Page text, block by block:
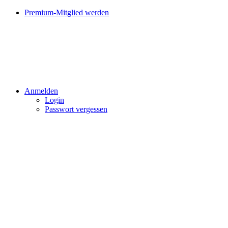
Premium-Mitglied werden
Anmelden
Login
Passwort vergessen